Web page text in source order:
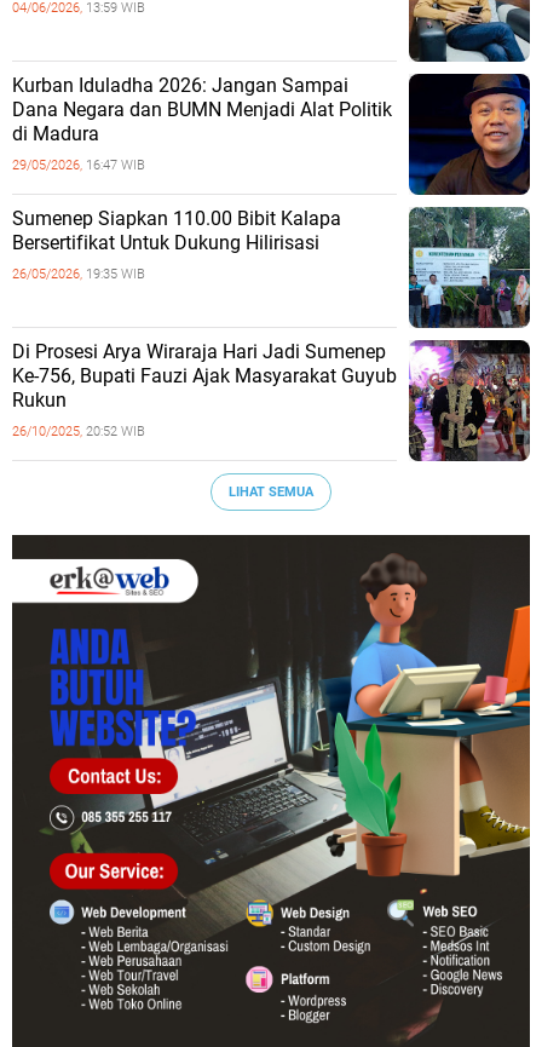
04/06/2026, 13:59 WIB
Kurban Iduladha 2026: Jangan Sampai
Dana Negara dan BUMN Menjadi Alat Politik
di Madura
29/05/2026, 16:47 WIB
Sumenep Siapkan 110.00 Bibit Kalapa
Bersertifikat Untuk Dukung Hilirisasi
26/05/2026, 19:35 WIB
Di Prosesi Arya Wiraraja Hari Jadi Sumenep
Ke-756, Bupati Fauzi Ajak Masyarakat Guyub
Rukun
26/10/2025, 20:52 WIB
LIHAT SEMUA